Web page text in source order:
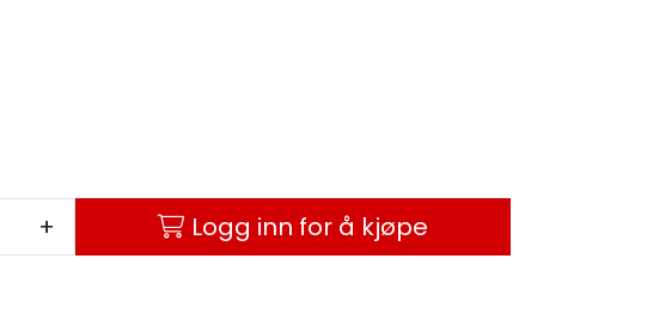
+ Logg inn for å kjøpe